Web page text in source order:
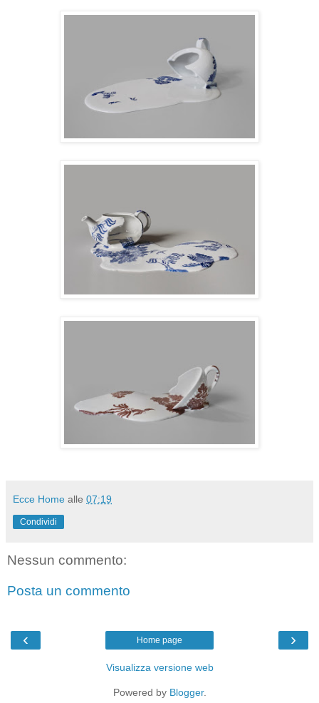
Ecce Home alle 07:19
Condividi
Nessun commento:
Posta un commento
‹ ›
Home page
Visualizza versione web
Powered by Blogger.